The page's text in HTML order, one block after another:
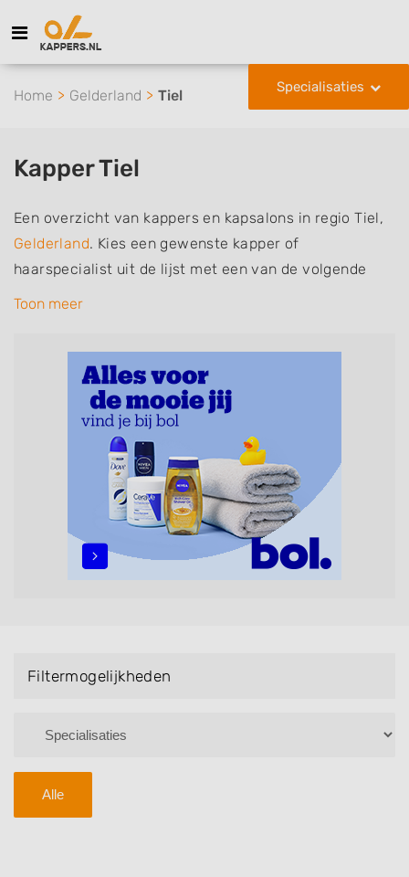
Specialisaties
Home Gelderland Tiel
Kapper Tiel
Een overzicht van kappers en kapsalons in regio Tiel,
Gelderland. Kies een gewenste kapper of
haarspecialist uit de lijst met een van de volgende
specialisaties of aantekeningen: mannen of
zonder afspraak terecht kunt. De vermelde kappers
kunnen uw haren wassen, knippen, föhnen en kleuren,
maar ook helpen met extensions, balyage, invlechten,
opsteken, weave, een keratinebehandeling, een
permanent, een bruidkapsel, make-up & visagie,
epileren, schoonheidsbehandelingen, het trimmen van
een baard en pruiken. U kunt de zoekresultaten
filteren met behulp van de specialisatie filter en u
Toon meer
Filtermogelijkheden
Alle